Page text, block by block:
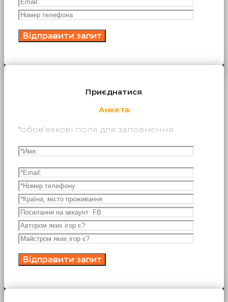
Приєднатися
Анкета
*обов'язкові поля для заповнення